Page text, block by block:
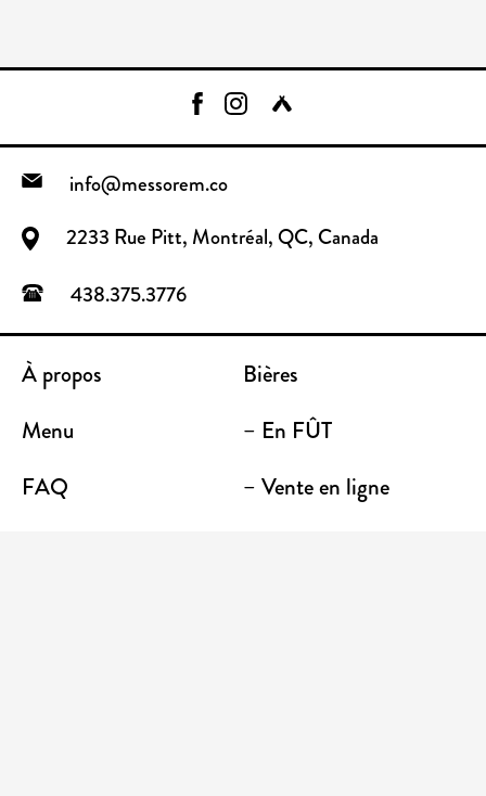
info@messorem.co
2233 Rue Pitt, Montréal, QC, Canada
438.375.3776
À propos
Bières
Menu
– En FÛT
FAQ
– Vente en ligne